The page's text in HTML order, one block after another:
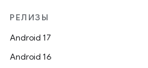
РЕЛИЗЫ
Android 17
Android 16